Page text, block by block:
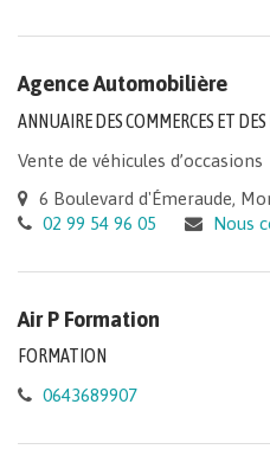
Agence Automobilière
ANNUAIRE DES COMMERCES ET
Vente de véhicules d’occasions
6 Boulevard d'Émeraude,
02 99 54 96 05
Nous
Air P Formation
FORMATION
0643689907